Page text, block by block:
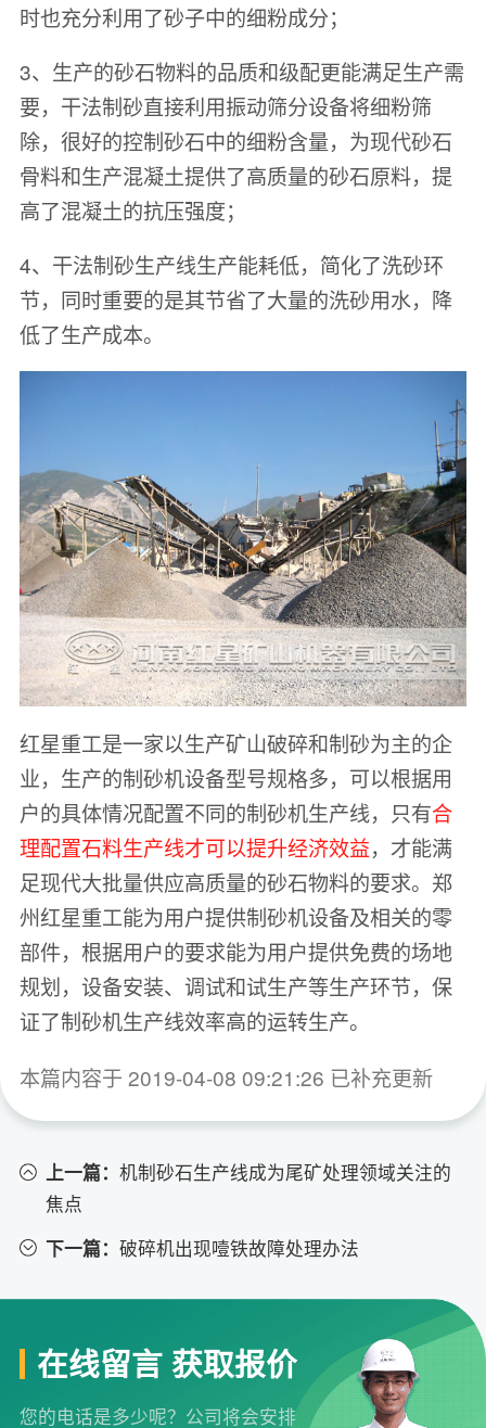
时也充分利用了砂子中的细粉成分；
3、生产的砂石物料的品质和级配更能满足生产需
要，干法制砂直接利用振动筛分设备将细粉筛
除，很好的控制砂石中的细粉含量，为现代砂石
骨料和生产混凝土提供了高质量的砂石原料，提
高了混凝土的抗压强度；
4、干法制砂生产线生产能耗低，简化了洗砂环
节，同时重要的是其节省了大量的洗砂用水，降
低了生产成本。
红星重工是一家以生产矿山破碎和制砂为主的企
业，生产的制砂机设备型号规格多，可以根据用
户的具体情况配置不同的制砂机生产线，只有合
理配置石料生产线才可以提升经济效益，才能满
足现代大批量供应高质量的砂石物料的要求。郑
州红星重工能为用户提供制砂机设备及相关的零
部件，根据用户的要求能为用户提供免费的场地
规划，设备安装、调试和试生产等生产环节，保
证了制砂机生产线效率高的运转生产。
本篇内容于 2019-04-08 09:21:26 已补充更新
上一篇： 机制砂石生产线成为尾矿处理领域关注的
焦点
下一篇： 破碎机出现噎铁故障处理办法
在线留言 获取报价
您的电话是多少呢？公司将会安排